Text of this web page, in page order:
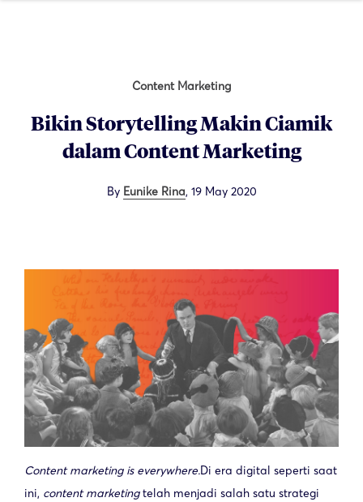
Content Marketing
Bikin Storytelling Makin Ciamik
dalam Content Marketing
By Eunike Rina, 19 May 2020
Content marketing is everywhere.Di era digital seperti saat
ini, content marketingtelah menjadi salah satu strategi